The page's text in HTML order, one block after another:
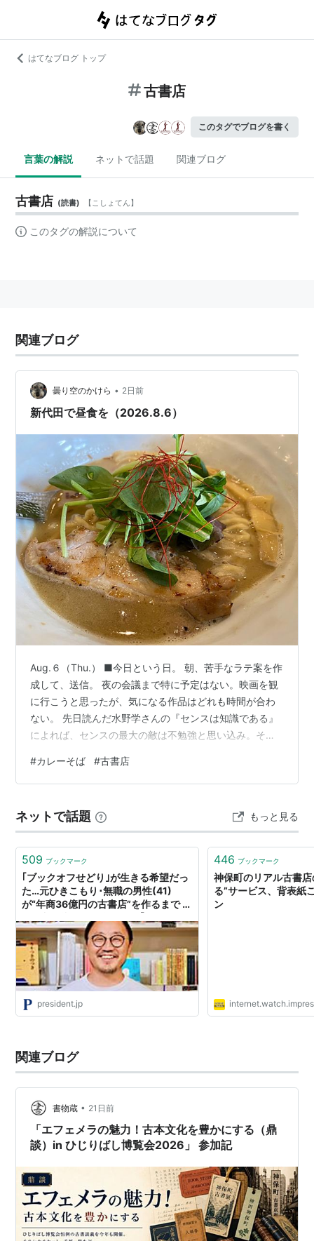
はてなブログ トップ
古書店
このタグでブログを書く
言葉の解説 ネットで話題 関連ブログ
古書店 (読書) 【こしょてん】
このタグの解説について
関連ブログ
曇り空のかけら • 2日前
新代田で昼食を（2026.8.6）
Aug.６（Thu.） ■今日という日。 朝、苦手なラテ案を作
成して、送信。 夜の会議まで特に予定はない。映画を観
に行こうと思ったが、気になる作品はどれも時間が合わ
ない。 先日読んだ水野学さんの『センスは知識である』
によれば、センスの最大の敵は不勉強と思い込み。そし
る」 １日に５つも６つも異なる会議に参加していた頃
は、望む望まないに関係なく、常にいつもと違う何かが
年続いているものなので、新しい刺激を受けることは少
ない。 よし、今日は水野さんの本に従って、いつもと違
う場所で昼食を食べよう！ 『世田…
#カレーそば #古書店
ネットで話題 もっと見る
509 ブックマーク
｢ブックオフせどり｣が生きる希望だっ
た…元ひきこもり･無職の男性(41)
が“年商36億円の古書店”を作るまで 社
ない｣と思えた
president.jp
446 ブックマーク
神保町のリアル古書
る”サービス、背表紙
ン
関連ブログ
書物蔵 • 21日前
「エフェメラの魅力！古本文化を豊かにする（鼎
談）in ひじりばし博覧会2026」 参加記